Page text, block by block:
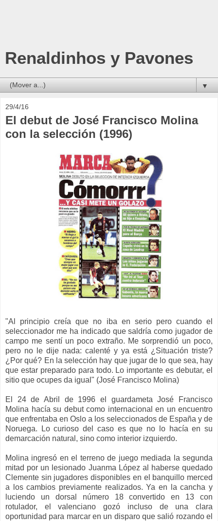
Renaldinhos y Pavones
▼
29/4/16
El debut de José Francisco Molina
con la selección (1996)
"Al principio creía que no iba en serio pero cuando el
seleccionador me ha indicado que saldría como jugador de
campo me sentí un poco extraño. Me sorprendió un poco,
pero no le dije nada: calenté y ya está ¿Situación triste?
¿Por qué? En la selección hay que jugar de lo que sea, hay
que estar preparado para todo. Lo importante es debutar, el
sitio que ocupes da igual" (José Francisco Molina)
El 24 de Abril de 1996 el guardameta José Francisco
Molina hacía su debut como internacional en un encuentro
que enfrentaba en Oslo a l os seleccionados de España y de
Noruega. Lo curioso del caso es que no lo hacía en su
demarcación natural , sino como interior izquierdo.
Molina ingresó en el terreno de juego mediada la segunda
mitad por un lesionado Juanma López al haberse quedado
Clemente sin jugadores disponibles en el banquillo merced
a los cambios previamente realizados. Ya en la cancha y
luciendo un dorsal número 18 convertido en 13 con
rotulador, el valenciano
gozó incluso de una clara
oportunidad para marcar en un disparo que salió rozando el